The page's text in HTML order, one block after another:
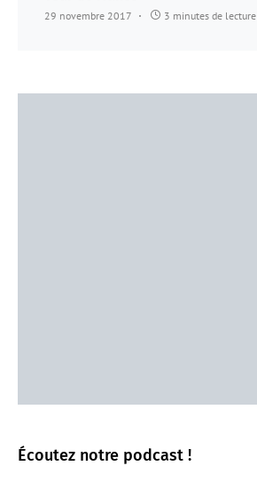
29 novembre 2017 3 minutes de lecture
Écoutez notre podcast !